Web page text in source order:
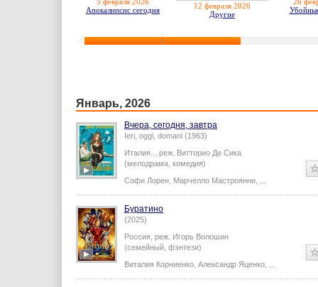
Апокалипсис сегодня
12 февраля 2026
Другие
Январь, 2026
Вчера, сегодня, завтра
Ieri, oggi, domani (1963)
Италия... реж. Витторио Де Сика
(мелодрама, комедия)
Софи Лорен Марчелло Мастроянни
Буратино
(2025)
Россия, реж. Игорь Волошин
(семейный, фэнтези)
Виталия Корниенко Александр Яценко